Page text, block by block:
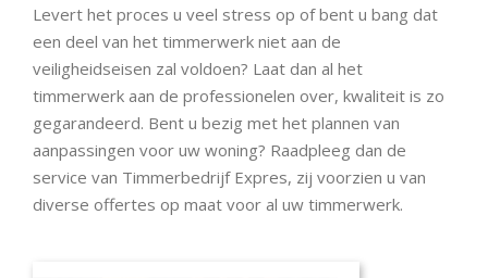
Levert het proces u veel stress op of bent u bang dat
een deel van het timmerwerk niet aan de
veiligheidseisen zal voldoen? Laat dan al het
timmerwerk aan de professionelen over, kwaliteit is zo
gegarandeerd. Bent u bezig met het plannen van
aanpassingen voor uw woning? Raadpleeg dan de
service van Timmerbedrijf Expres, zij voorzien u van
diverse offertes op maat voor al uw timmerwerk.